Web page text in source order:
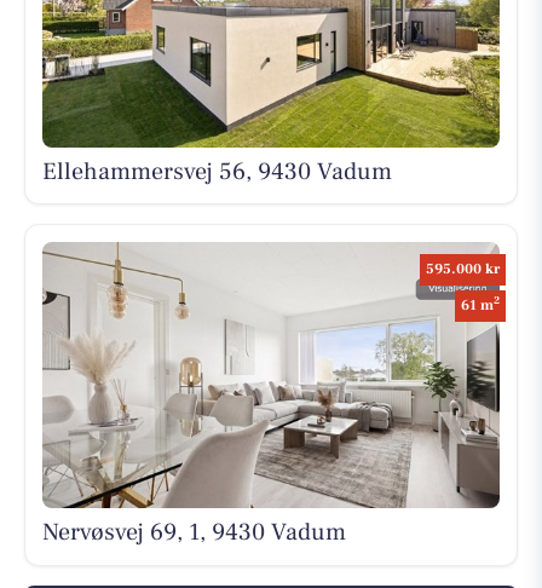
Ellehammersvej 56, 9430 Vadum
595.000 kr
61 m2
Nervøsvej 69, 1, 9430 Vadum